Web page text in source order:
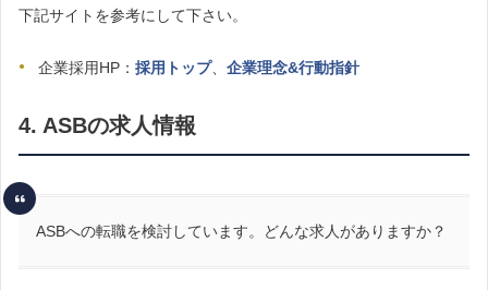
下記サイトを参考にして下さい。
企業採用HP： 採用トップ、 企業理念&行動指針
4. ASBの求人情報
ASBへの転職を検討しています。どんな求人がありますか？